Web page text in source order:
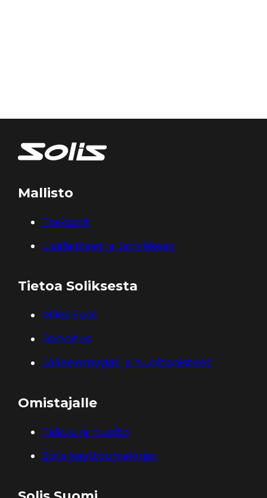
Mallisto
Traktorit
Lisälaitteet ja tarvikkeet
Tietoa Soliksesta
Miksi Solis
Rahoitus
Jälleenmyyjät ja huoltopisteet
Omistajalle
Takuu ja huolto
Solis käyttöohjekirjat